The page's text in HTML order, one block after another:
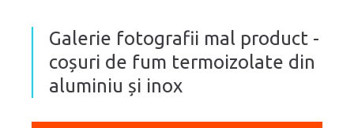
Galerie fotografii mal product -
coșuri de fum termoizolate din
aluminiu și inox